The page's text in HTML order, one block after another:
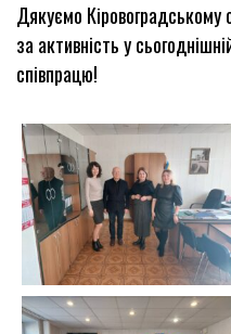
Дякуємо Кіровоградському
за активність у
співпрацю!